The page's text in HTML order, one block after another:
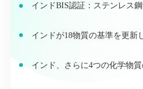
インドBIS認証：ステンレス
インドが18物質の基準を更新
インド、さらに4つの化学物